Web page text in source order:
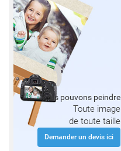
Nous pouvons peindre
Toute image
de toute taille
Demander un devis ici